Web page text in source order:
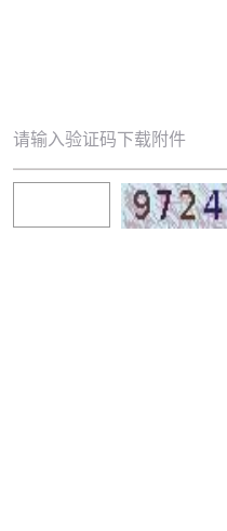
请输入验证码下载附件